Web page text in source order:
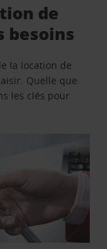
de
besoins
la location de
Quelle que
les clés pour